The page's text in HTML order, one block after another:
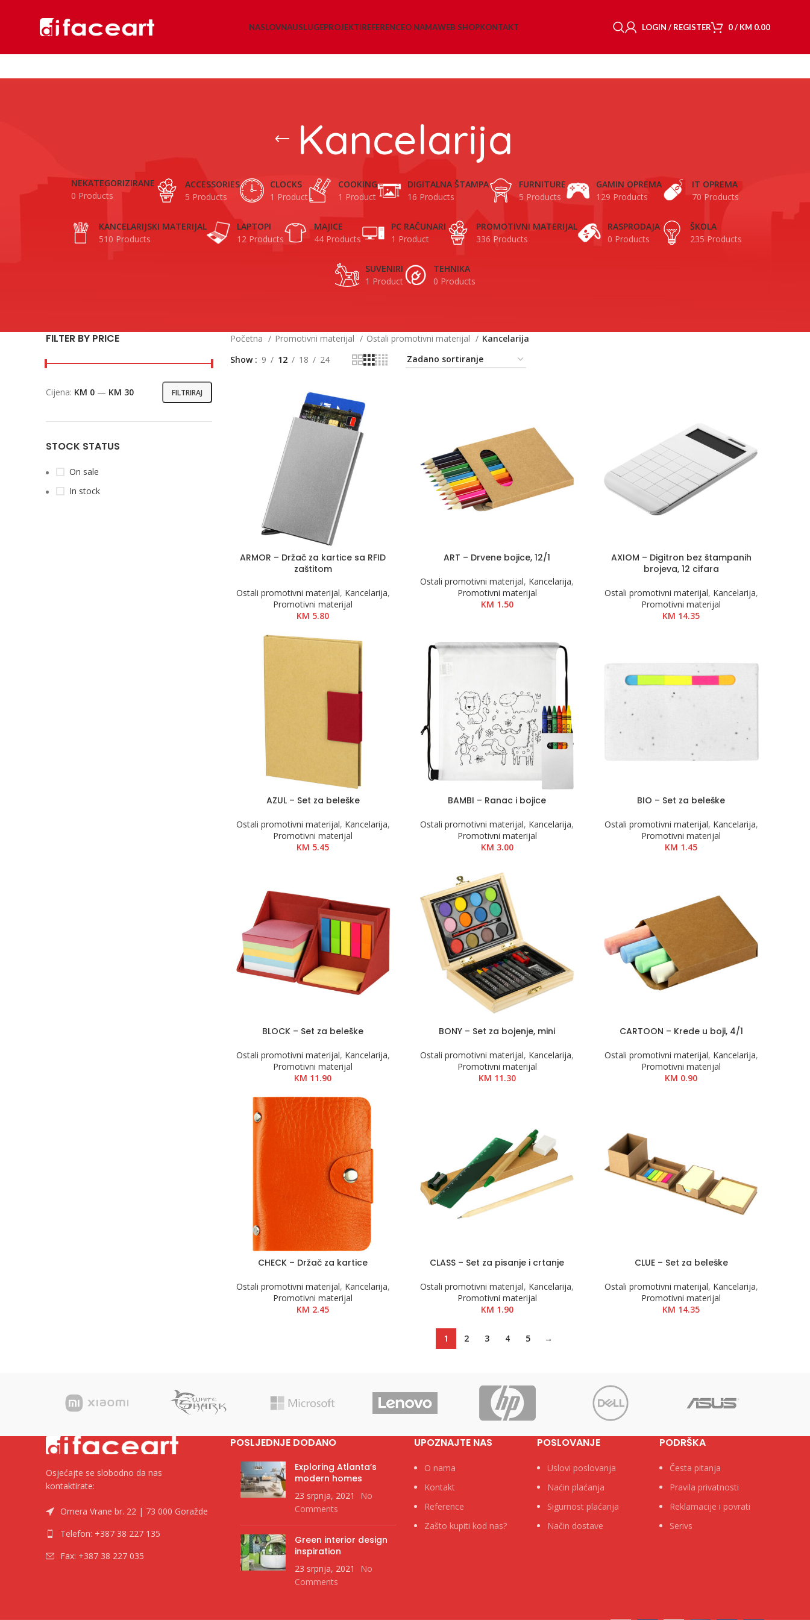
NASLOVNAUSLUGEPROJEKTIREFERENCEO NAMAWEB SHOPKONTAKT LOGIN / REGISTER 0/ KM 0.00
Kancelarija
NEKATEGORIZIRANE
0 Products
ACCESSORIES
5 Products
CLOCKS
1 Product
COOKING
1 Product
DIGITALNA ŠTAMPA
16 Products
FURNITURE
5 Products
GAMIN OPREMA
129 Products
IT OPREMA
70 Products
KANCELARIJSKI MATERIJAL
510 Products
LAPTOPI
12 Products
MAJICE
44 Products
PC RAČUNARI
1 Product
PROMOTIVNI MATERIJAL
336 Products
RASPRODAJA
0 Products
ŠKOLA
235 Products
SUVENIRI
1 Product
TEHNIKA
0 Products
FILTER BY PRICE
Min
Maks
FILTRIRAJ
Cijena: KM 0 — KM 30
STOCK STATUS
On sale
In stock
Početna Promotivni materijal Ostali promotivni materijal
Kancelarija
Show
9 12 18 24
ARMOR – Držač za kartice sa RFID
zaštitom
Ostali promotivni materijal, Kancelarija,
Promotivni materijal
KM 5.80
ART – Drvene bojice, 12/1
Ostali promotivni materijal, Kancelarija,
Promotivni materijal
KM 1.50
AXIOM – Digitron bez štampanih
brojeva, 12 cifara
Ostali promotivni materijal, Kancelarija,
Promotivni materijal
KM 14.35
AZUL – Set za beleške
Ostali promotivni materijal, Kancelarija,
Promotivni materijal
KM 5.45
BAMBI – Ranac i bojice
Ostali promotivni materijal, Kancelarija,
Promotivni materijal
KM 3.00
BIO – Set za beleške
Ostali promotivni materijal, Kancelarija,
Promotivni materijal
KM 1.45
BLOCK – Set za beleške
Ostali promotivni materijal, Kancelarija,
Promotivni materijal
KM 11.90
BONY – Set za bojenje, mini
Ostali promotivni materijal, Kancelarija,
Promotivni materijal
KM 11.30
CARTOON – Krede u boji, 4/1
Ostali promotivni materijal, Kancelarija,
Promotivni materijal
KM 0.90
CHECK – Držač za kartice
Ostali promotivni materijal, Kancelarija,
Promotivni materijal
KM 2.45
CLASS – Set za pisanje i crtanje
Ostali promotivni materijal, Kancelarija,
Promotivni materijal
KM 1.90
CLUE – Set za beleške
Ostali promotivni materijal, Kancelarija,
Promotivni materijal
KM 14.35
1 2 3 4 5 →
Osjećajte se slobodno da nas
kontaktirate:
Omera Vrane br. 22 | 73 000 Goražde
Telefon: +387 38 227 135
Fax: +387 38 227 035
POSLJEDNJE DODANO
Exploring Atlanta’s
modern homes
23 srpnja, 2021
No
Comments
Green interior design
inspiration
23 srpnja, 2021
No
Comments
UPOZNAJTE NAS
O nama
Kontakt
Reference
Zašto kupiti kod nas?
POSLOVANJE
Uslovi poslovanja
Naćin plaćanja
Sigurnost plaćanja
Način dostave
PODRŠKA
Česta pitanja
Pravila privatnosti
Reklamacije i povrati
Serivs